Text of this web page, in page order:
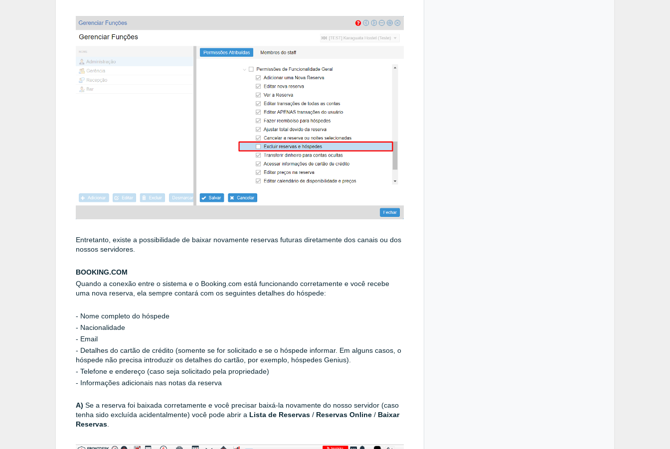
Entretanto, existe a possibilidade de baixar novamente reservas futuras diretamente dos canais ou dos
nossos servidores.
BOOKING.COM
Quando a conexão entre o sistema e o Booking.com está funcionando corretamente e você recebe
uma nova reserva, ela sempre contará com os seguintes detalhes do hóspede:
- Nome completo do hóspede
- Nacionalidade
- Email
- Detalhes do cartão de crédito (somente se for solicitado e se o hóspede informar. Em alguns casos, o
hóspede não precisa introduzir os detalhes do cartão, por exemplo, hóspedes Genius).
- Telefone e endereço (caso seja solicitado pela propriedade)
- Informações adicionais nas notas da reserva
A) Se a reserva foi baixada corretamente e você precisar baixá-la novamente do nosso servidor (caso
tenha sido excluída acidentalmente) você pode abrir a Lista de Reservas / Reservas Online / Baixar
Reservas